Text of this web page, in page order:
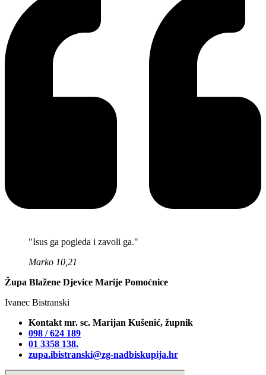
"Isus ga pogleda i zavoli ga."
Marko 10,21
Župa Blažene Djevice Marije Pomoćnice
Ivanec Bistranski
Kontakt mr. sc. Marijan Kušenić, župnik
098 / 624 189
01 3358 138‬.
zupa.ibistranski@zg-nadbiskupija.hr